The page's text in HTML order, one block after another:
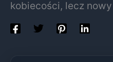
kobiecości, lecz